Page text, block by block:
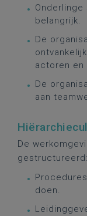
Onderlinge
belangrijk.
De
actoren en
De
aan
De
gestructureerd:
doen.